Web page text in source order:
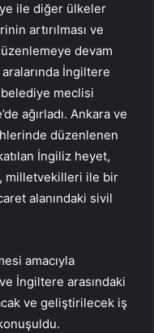
ile diğer ülkeler
artırılması ve
devam
İngiltere
meclisi
ağırladı. Ankara ve
düzenlenen
İngiliz heyet,
milletvekilleri ile bir
alanındaki sivil
amacıyla
İngiltere arasındaki
ve geliştirilecek iş